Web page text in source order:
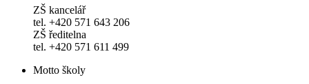
ZŠ kancelář
tel. +420 571 643 206
ZŠ ředitelna
tel. +420 571 611 499
Motto školy